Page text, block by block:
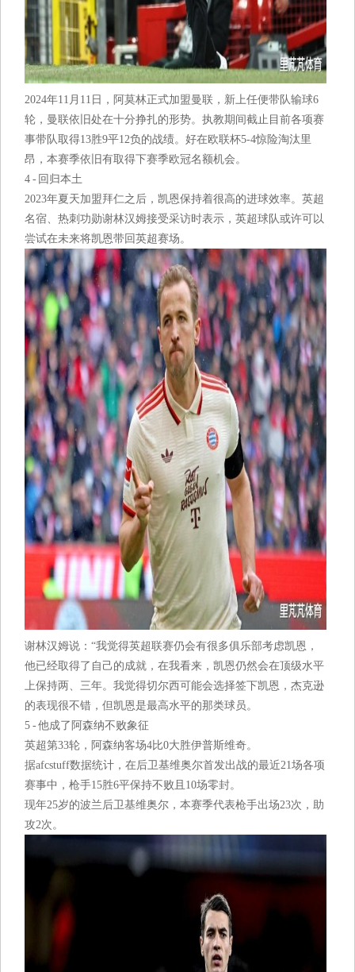
2024年11月11日，阿莫林正式加盟曼联，新上任便带队输球6
轮，曼联依旧处在十分挣扎的形势。执教期间截止目前各项赛
事带队取得13胜9平12负的战绩。好在欧联杯5-4惊险淘汰里
昂，本赛季依旧有取得下赛季欧冠名额机会。
4 - 回归本土
2023年夏天加盟拜仁之后，凯恩保持着很高的进球效率。英超
名宿、热刺功勋谢林汉姆接受采访时表示，英超球队或许可以
尝试在未来将凯恩带回英超赛场。
谢林汉姆说：“我觉得英超联赛仍会有很多俱乐部考虑凯恩，
他已经取得了自己的成就，在我看来，凯恩仍然会在顶级水平
上保持两、三年。我觉得切尔西可能会选择签下凯恩，杰克逊
的表现很不错，但凯恩是最高水平的那类球员。
5 - 他成了阿森纳不败象征
英超第33轮，阿森纳客场4比0大胜伊普斯维奇。
据afcstuff数据统计，在后卫基维奥尔首发出战的最近21场各项
赛事中，枪手15胜6平保持不败且10场零封。
现年25岁的波兰后卫基维奥尔，本赛季代表枪手出场23次，助
攻2次。